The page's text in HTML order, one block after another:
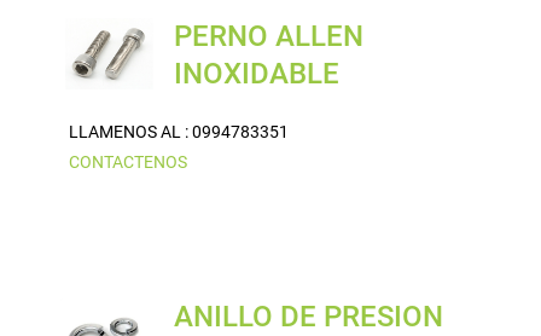
PERNO ALLEN
INOXIDABLE
LLAMENOS AL : 0994783351
CONTACTENOS
ANILLO DE PRESION